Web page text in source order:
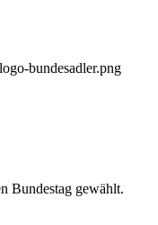
bundesadler.png
Bundestag gewählt.